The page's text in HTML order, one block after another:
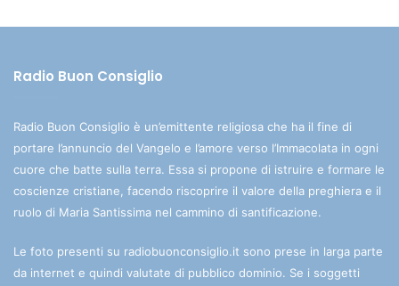
Radio Buon Consiglio
Radio Buon Consiglio è un’emittente religiosa che ha il fine di
portare l’annuncio del Vangelo e l’amore verso l’Immacolata in ogni
cuore che batte sulla terra. Essa si propone di istruire e formare le
coscienze cristiane, facendo riscoprire il valore della preghiera e il
ruolo di Maria Santissima nel cammino di santificazione.
Le foto presenti su radiobuonconsiglio.it sono prese in larga parte
da internet e quindi valutate di pubblico dominio. Se i soggetti